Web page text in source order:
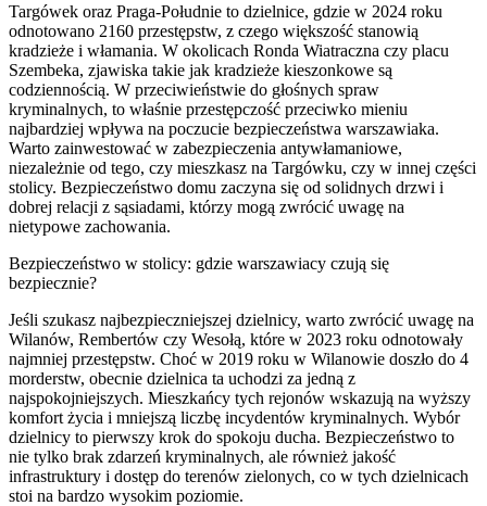
Targówek oraz Praga-Południe to dzielnice, gdzie w 2024 roku
odnotowano 2160 przestępstw, z czego większość stanowią
kradzieże i włamania. W okolicach Ronda Wiatraczna czy placu
Szembeka, zjawiska takie jak kradzieże kieszonkowe są
codziennością. W przeciwieństwie do głośnych spraw
kryminalnych, to właśnie przestępczość przeciwko mieniu
najbardziej wpływa na poczucie bezpieczeństwa warszawiaka.
Warto zainwestować w zabezpieczenia antywłamaniowe,
niezależnie od tego, czy mieszkasz na Targówku, czy w innej części
stolicy. Bezpieczeństwo domu zaczyna się od solidnych drzwi i
dobrej relacji z sąsiadami, którzy mogą zwrócić uwagę na
nietypowe zachowania.
Bezpieczeństwo w stolicy: gdzie warszawiacy czują się
bezpiecznie?
Jeśli szukasz najbezpieczniejszej dzielnicy, warto zwrócić uwagę na
Wilanów, Rembertów czy Wesołą, które w 2023 roku odnotowały
najmniej przestępstw. Choć w 2019 roku w Wilanowie doszło do 4
morderstw, obecnie dzielnica ta uchodzi za jedną z
najspokojniejszych. Mieszkańcy tych rejonów wskazują na wyższy
komfort życia i mniejszą liczbę incydentów kryminalnych. Wybór
dzielnicy to pierwszy krok do spokoju ducha. Bezpieczeństwo to
nie tylko brak zdarzeń kryminalnych, ale również jakość
infrastruktury i dostęp do terenów zielonych, co w tych dzielnicach
stoi na bardzo wysokim poziomie.